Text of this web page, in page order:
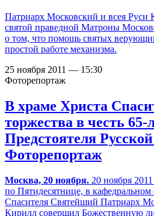
Патриарх Московский и всея Руси
святой праведной Матроны
о том, что помощь святых
простой работе механизма.
25 ноября 2011 — 15:30
Фоторепортаж
В храме Христа
торжества в честь 65-
Предстоятеля
Фоторепортаж
Москва, 20 ноября. 20 ноября
по Пятидесятнице, в
Спасителя Святейший Патриарх
Кирилл совершил Божественную